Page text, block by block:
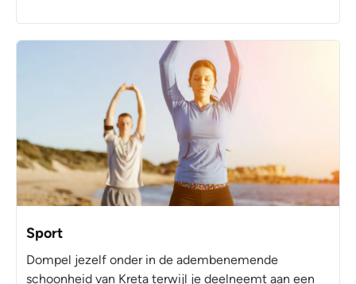
Sport
Dompel jezelf onder in de adembenemende
schoonheid van Kreta terwijl je deelneemt aan een